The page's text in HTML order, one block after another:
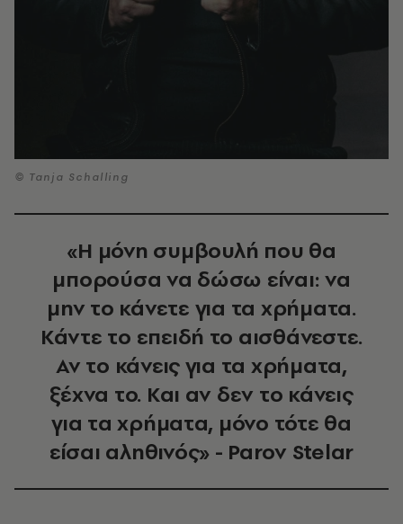
© Tanja Schalling
«Η μόνη συμβουλή που θα
μπορούσα να δώσω είναι: να
μην το κάνετε για τα χρήματα.
Κάντε το επειδή το αισθάνεστε.
Αν το κάνεις για τα χρήματα,
ξέχνα το. Και αν δεν το κάνεις
για τα χρήματα, μόνο τότε θα
είσαι αληθινός» - Parov Stelar